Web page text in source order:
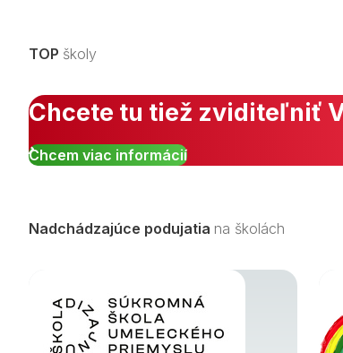
TOP školy
Chcete tu tiež zviditeľniť
Chcem viac informácií
Nadchádzajúce podujatia na školách